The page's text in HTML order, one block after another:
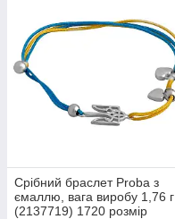
Срібний браслет Proba з
ємаллю, вага виробу 1,76 г
(2137719) 1720 розмір